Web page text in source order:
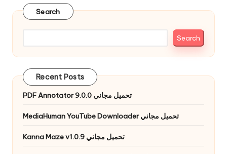
Search
Search
Recent Posts
PDF Annotator 9.0.0 تحميل مجاني
MediaHuman YouTube Downloader تحميل مجاني
Kanna Maze v1.0.9 تحميل مجاني